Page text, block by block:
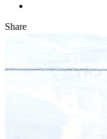
Share